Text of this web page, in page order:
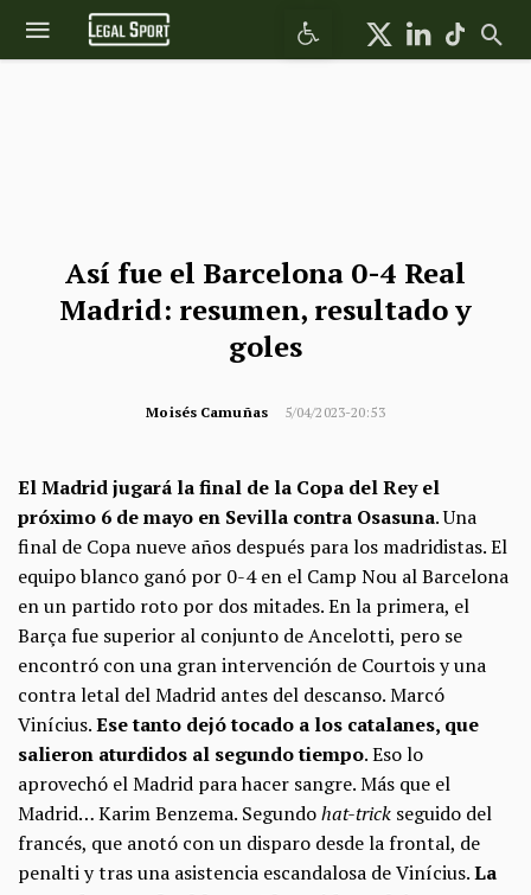
Abrir barra de herramientas
Así fue el Barcelona 0-4 Real
Madrid: resumen, resultado y
goles
Moisés Camuñas 5/04/2023-20:53
El Madrid jugará la final de la Copa del Rey el
próximo 6 de mayo en Sevilla contra Osasuna. Una
final de Copa nueve años después para los madridistas. El
equipo blanco ganó por 0-4 en el Camp Nou al Barcelona
en un partido roto por dos mitades. En la primera, el
Barça fue superior al conjunto de Ancelotti, pero se
encontró con una gran intervención de Courtois y una
contra letal del Madrid antes del descanso. Marcó
Vinícius.Ese tanto dejó tocado a los catalanes, que
salieron aturdidos al segundo tiempo. Eso lo
aprovechó el Madrid para hacer sangre. Más que el
Madrid… Karim Benzema. Segundohat-trick seguido del
francés, que anotó con un disparo desde la frontal, de
penalti y tras una asistencia escandalosa de Vinícius.La